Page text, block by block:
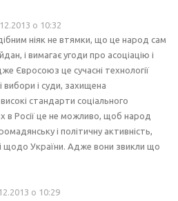
о 10:32
ніяк не втямки, що це народ сам
і вимагає угоди про асоціацію і
Євросоюз це сучасні технології
вибори і суди, захищена
стандарти соціального
в Росії це не можливо, щоб народ
і політичну активність,
щодо України. Адже вони звикли що
о 10:29